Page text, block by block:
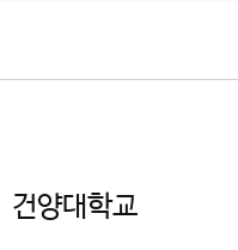
건
대
메건양대학교